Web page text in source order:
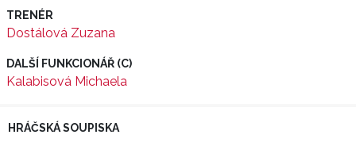
TRENÉR
Dostálová Zuzana
DALŠÍ FUNKCIONÁŘ (C)
Kalabisová Michaela
HRÁČSKÁ SOUPISKA